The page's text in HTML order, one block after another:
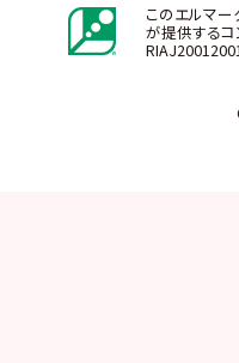
このエルマ
が提供するコ